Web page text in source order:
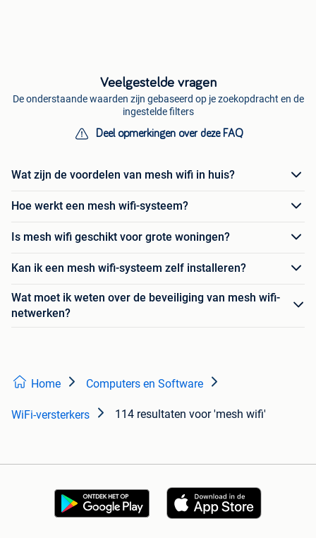
Veelgestelde vragen
De onderstaande waarden zijn gebaseerd op je zoekopdracht en de
ingestelde filters
Deel opmerkingen over deze FAQ
Wat zijn de voordelen van mesh wifi in huis?
Hoe werkt een mesh wifi-systeem?
Is mesh wifi geschikt voor grote woningen?
Kan ik een mesh wifi-systeem zelf installeren?
Wat moet ik weten over de beveiliging van mesh wifi-
netwerken?
Home Computers en Software
WiFi-versterkers 114 resultaten voor 'mesh wifi'